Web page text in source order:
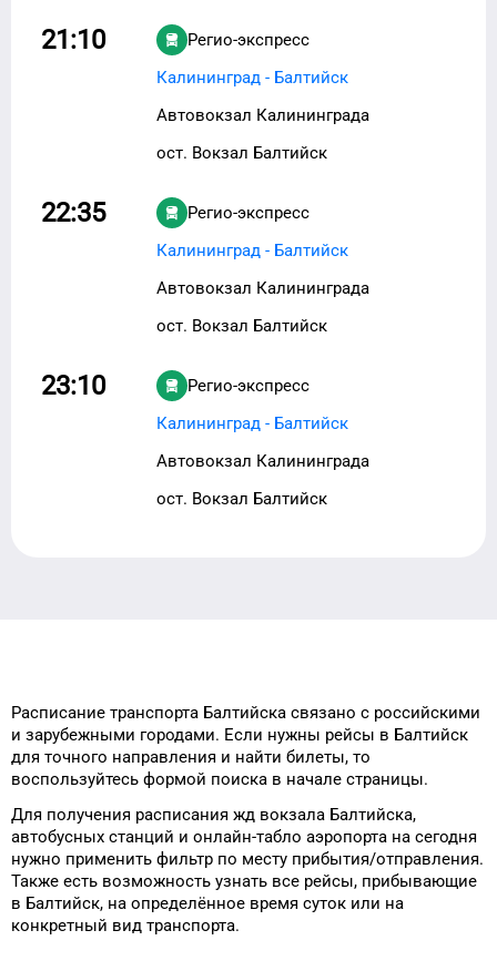
21:10
Регио-экспресс
Калининград - Балтийск
Автовокзал Калининграда
ост. Вокзал Балтийск
22:35
Регио-экспресс
Калининград - Балтийск
Автовокзал Калининграда
ост. Вокзал Балтийск
23:10
Регио-экспресс
Калининград - Балтийск
Автовокзал Калининграда
ост. Вокзал Балтийск
Расписание транспорта Балтийска связано с российскими
и зарубежными городами. Если нужны рейсы в Балтийск
для точного направления и найти билеты, то
воспользуйтесь формой поиска в начале страницы.
Для получения расписания жд вокзала Балтийска,
автобусных станций и онлайн-табло аэропорта на сегодня
нужно применить фильтр по месту прибытия/отправления.
Также есть возможность узнать все рейсы, прибывающие
в Балтийск, на определённое время суток или на
конкретный вид транспорта.